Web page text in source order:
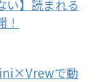
い】読まれる
で動